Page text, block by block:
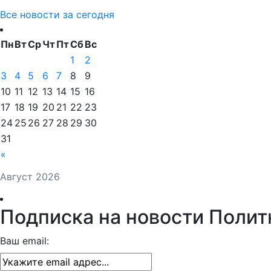
Все новости за сегодня
Август 2026
ПнВтСрЧтПтСбВс
«
1
2
3
4 5 6 7 8
9
10 11 12 13 14 15 16
17 18 19 20 21 22 23
24 25 26 27 28 29 30
31
Подписка на новости
Ваш email: